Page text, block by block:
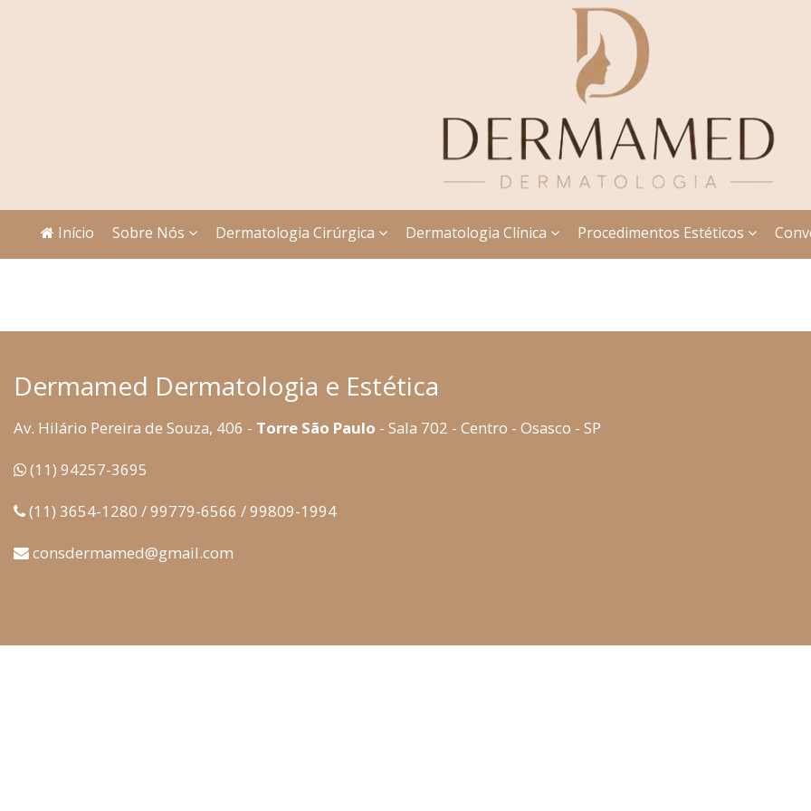
Início Sobre Nós Dermatologia Cirúrgica Dermatologia Clínica Procedimentos Estéticos
Dermamed Dermatologia e Estética
Av. Hilário Pereira de Souza, 406 - Torre São Paulo - Sala 702 - Centro - Osasco - SP
(11) 94257-3695
(11) 3654-1280 / 99779-6566 / 99809-1994
consdermamed@gmail.com